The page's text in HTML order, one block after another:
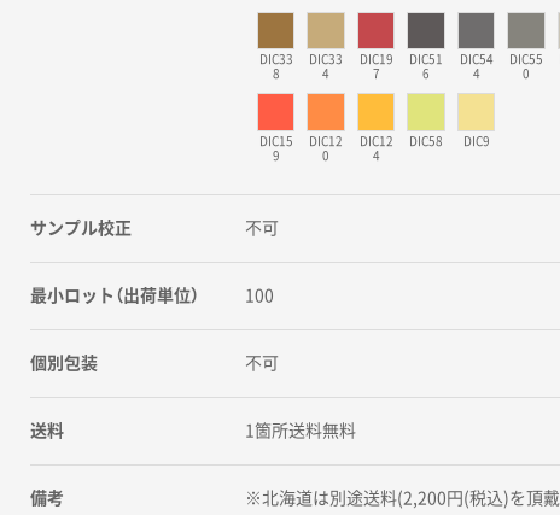
DIC33
8
DIC33
4
DIC19
7
DIC51
6
DIC54
4
DIC55
0
DIC15
9
DIC12
0
DIC12
4
DIC58 DIC9
サンプル校正 不可
最小ロット（出荷単位） 100
個別包装 不可
送料 1箇所送料無料
備考
※北海道は別途送料(2,200円(税込)を頂